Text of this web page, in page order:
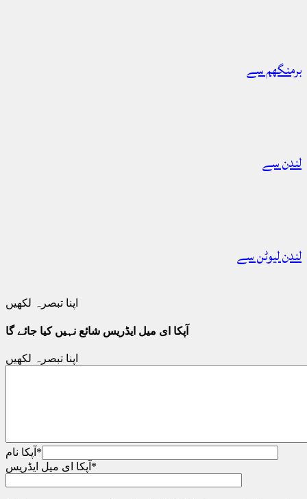
برمنگھم سے
لندن سے
لندن لیوٹن سے
اپنا تبصرہ لکھیں
آپکا ای میل ایڈریس شائع نہیں کیا جائے گا
اپنا تبصرہ لکھیں
آپکا نام *
آپکا ای میل ایڈریس *